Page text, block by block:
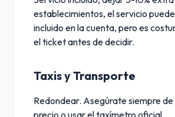
establecimientos, el servicio
incluido en la cuenta, pero es
el ticket antes de decidir.
Taxis y Transporte
Redondear. Asegúrate siempre
precio o usar el taxímetro oficial.